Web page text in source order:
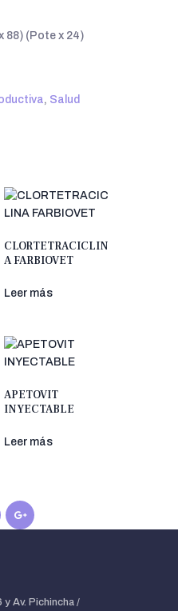
88) (Pote x 24)
, Salud
CLORTETRACICLIN
A FARBIOVET
Leer más
APETOVIT
INYECTABLE
Leer más
y Av. Pichincha /